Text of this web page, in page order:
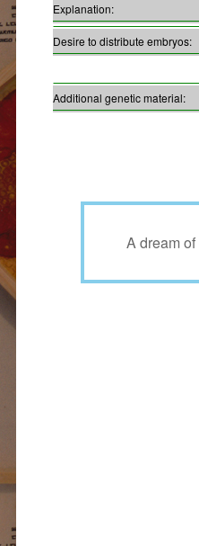
Explanation:
Desire to distribute embryos:
Additional genetic material:
A dream